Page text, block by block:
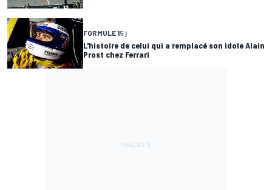
FORMULE 15 j
L'histoire de celui qui a remplacé son idole Alain
Prost chez Ferrari